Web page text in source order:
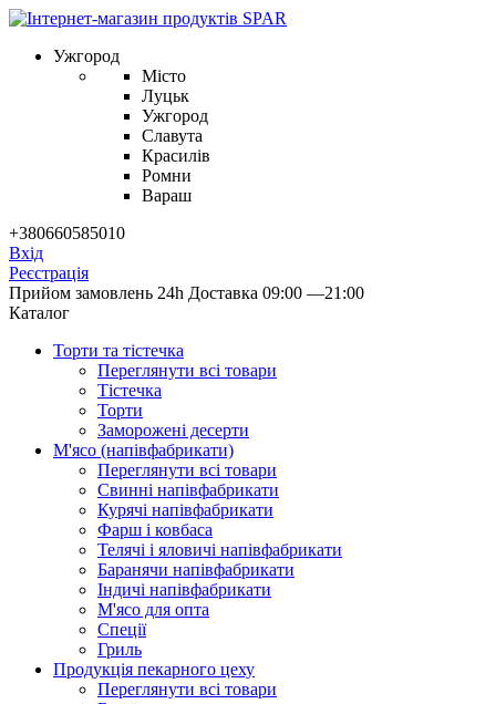
Ужгород
Місто
Луцьк
Ужгород
Славута
Красилів
Ромни
Вараш
+380660585010
Вхід
Реєстрація
Прийом замовлень 24h Доставка 09:00 —21:00
Каталог
Торти та тістечка
Переглянути всі товари
Тістечка
Торти
Заморожені десерти
М'ясо (напiвфабрикати)
Переглянути всі товари
Свиннi напiвфабрикати
Курячi напiвфабрикати
Фарш i ковбаса
Телячi i яловичi напiвфабрикати
Баранячи напiвфабрикати
Iндичi напiвфабрикати
М'ясо для опта
Спеції
Гриль
Продукцiя пекарного цеху
Переглянути всі товари